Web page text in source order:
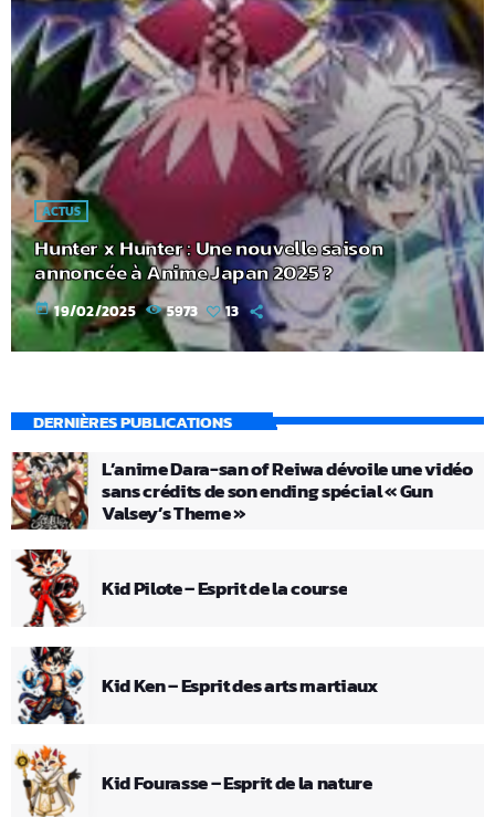
ACTUS
Hunter x Hunter : Une nouvelle saison
annoncée à Anime Japan 2025 ?
today 19/02/2025 5973 13
DERNIÈRES PUBLICATIONS
L’anime Dara-san of Reiwa dévoile une vidéo
sans crédits de son ending spécial « Gun
Valsey’s Theme »
Kid Pilote – Esprit de la course
Kid Ken – Esprit des arts martiaux
Kid Fourasse – Esprit de la nature